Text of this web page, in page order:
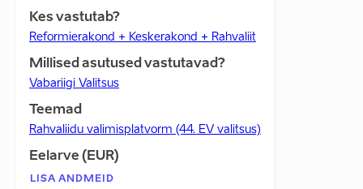
Kes vastutab?
Reformierakond + Keskerakond + Rahvaliit
Millised asutused vastutavad?
Vabariigi Valitsus
Teemad
Rahvaliidu valimisplatvorm (44. EV valitsus)
Eelarve (EUR)
LISA ANDMEID